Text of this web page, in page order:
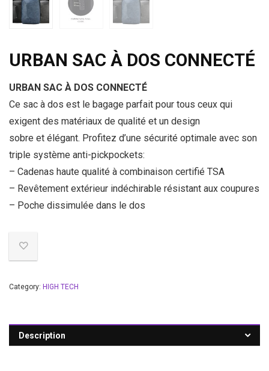
URBAN SAC À DOS CONNECTÉ
URBAN SAC À DOS CONNECTÉ
Ce sac à dos est le bagage parfait pour tous ceux qui
exigent des matériaux de qualité et un design
sobre et élégant. Profitez d’une sécurité optimale avec son
triple système anti-pickpockets:
– Cadenas haute qualité à combinaison certifié TSA
– Revêtement extérieur indéchirable résistant aux coupures
– Poche dissimulée dans le dos
Category: HIGH TECH
Description